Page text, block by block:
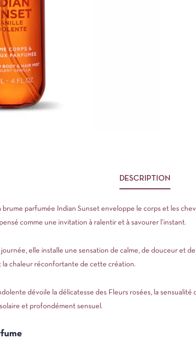
DESCRIPTION
brume parfumée Indian Sunset enveloppe le corps et les
comme une invitation à ralentir et à savourer l’instant.
elle installe une sensation de calme, de douceur et
chaleur réconfortante de cette création.
dévoile la délicatesse des Fleurs rosées, la
et profondément sensuel.